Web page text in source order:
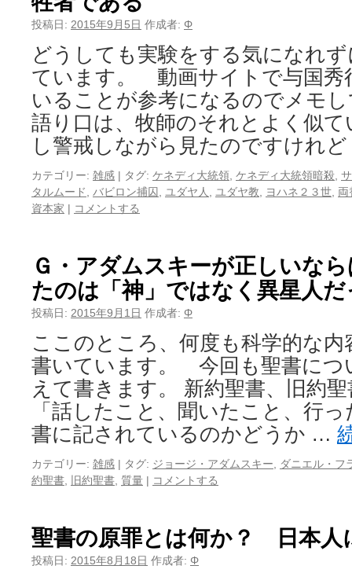
投稿日: 2015年9月5日 作成者: Φ
どうしても実験をする気になれ
ています。 動画サイトで与国秀
いることが参考になるのでメモ
語り口は、牧師のそれとよく似
し警戒しながら見たのですけれ
カテゴリー: 雑感 | タグ: ケネディ大統領 ケネディ大統領暗殺
タルムード
バビロン捕囚 ユダヤ人 ユダヤ教 ヨハネ２３世 両
資本家 | コメントする
Ｇ・アダムスキーが正しいな
たのは「神」ではなく異星人だ
投稿日: 2015年9月1日 作成者: Φ
ここのところ、何度も科学的な
書いています。 今回も聖書につ
えて書きます。 新約聖書、旧約
「話したこと、聞いたこと、行
書に記されているのかどうか …
カテゴリー: 雑感 | タグ: ジョージ・アダムスキー
ダニエル・フ
約聖書
旧約聖書 質量 | コメントする
聖書の原罪とは何か？ 日本人
投稿日: 2015年8月18日 作成者: Φ